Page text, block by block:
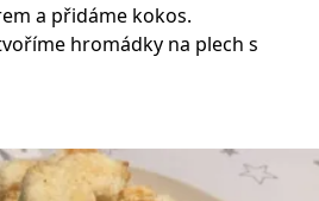
a přidáme kokos.
hromádky na plech s